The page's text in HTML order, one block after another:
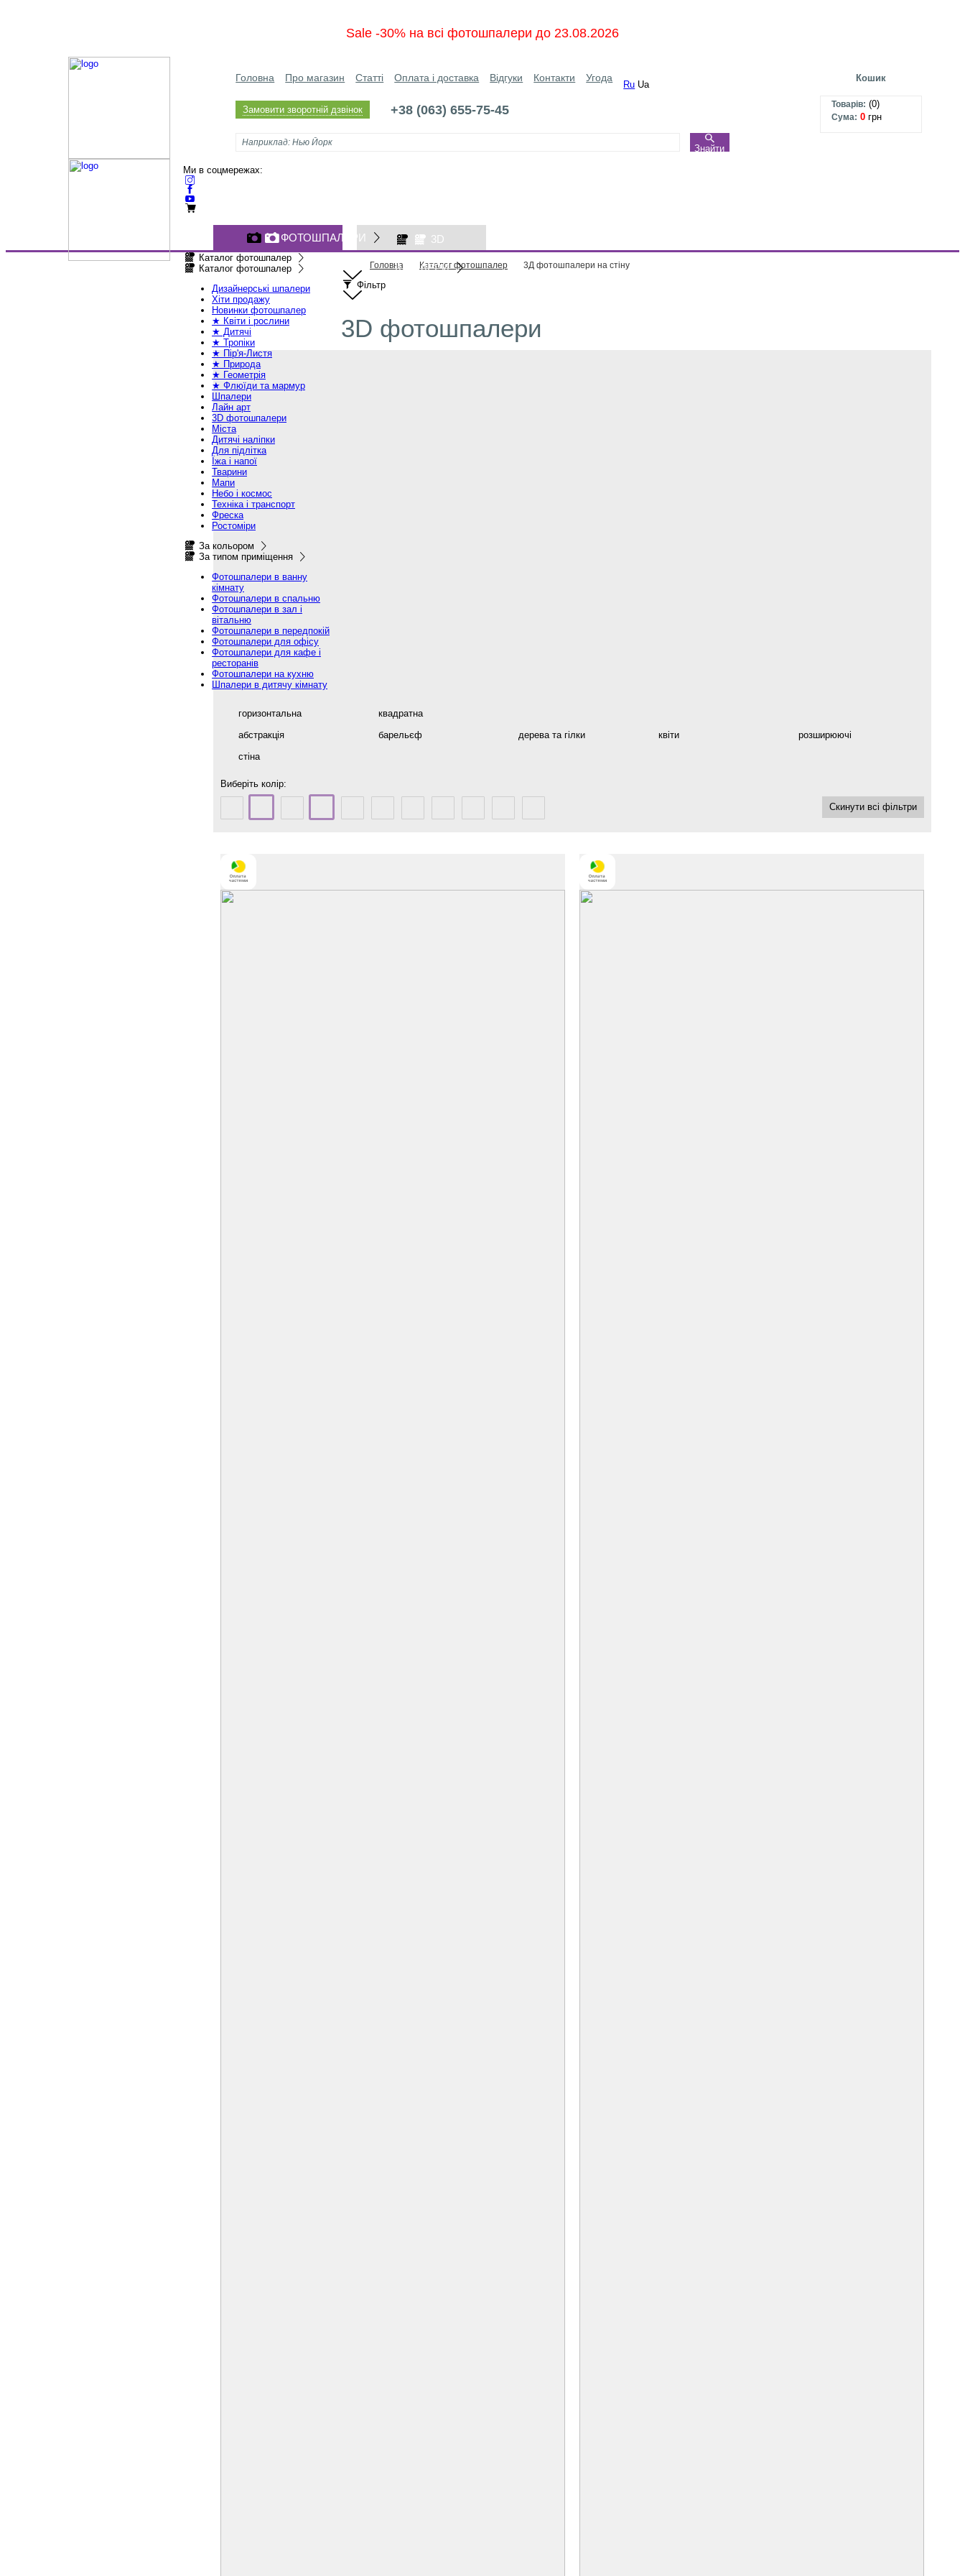
Sale -30% на всі фотошпалери до 23.08.2026
Головна Про магазин Статті Оплата і доставка Відгуки Контакти Угода
Ru Ua
Замовити зворотній дзвінок +38 (063) 655-75-45
Знайти
Кошик
Товарів: (0)
Сума: 0 грн
Ми в соцмережах:
ФОТОШПАЛЕРИ 3D
ШПАЛЕРИ
Каталог фотошпалер
Каталог фотошпалер
Дизайнерські шпалери
Хіти продажу
Новинки фотошпалер
★ Квіти і рослини
★ Дитячі
★ Тропіки
★ Пір'я-Листя
★ Природа
★ Геометрія
★ Флюїди та мармур
Шпалери
Лайн арт
3D фотошпалери
Міста
Дитячі наліпки
Для підлітка
Їжа і напої
Тварини
Мапи
Небо і космос
Техніка і транспорт
Фреска
Ростоміри
За кольором
За типом приміщення
Фотошпалери в ванну
кімнату
Фотошпалери в спальню
Фотошпалери в зал і
вітальню
Фотошпалери в передпокій
Фотошпалери для офісу
Фотошпалери для кафе і
ресторанів
Фотошпалери на кухню
Шпалери в дитячу кімнату
Головна Каталог фотошпалер 3Д фотошпалери на стіну
Фільтр
3D фотошпалери
горизонтальна
квадратна
абстракція
барельєф дерева та гілки квіти
розширюючі
стіна
Виберіть колір:
Скинути всі фільтри